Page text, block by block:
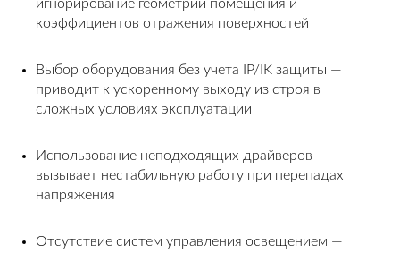
игнорирование геометрии помещения и
коэффициентов отражения поверхностей
Выбор оборудования без учета IP/IK защиты —
приводит к ускоренному выходу из строя в
сложных условиях эксплуатации
Использование неподходящих драйверов —
вызывает нестабильную работу при перепадах
напряжения
Отсутствие систем управления освещением —